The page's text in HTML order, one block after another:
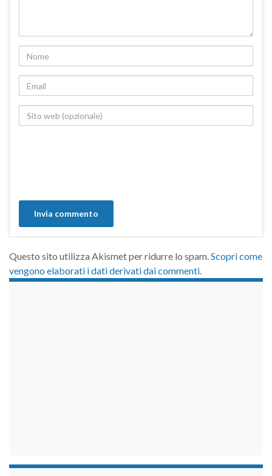
Questo sito utilizza Akismet per ridurre lo spam.Scopri come
vengono elaborati i dati derivati dai commenti.